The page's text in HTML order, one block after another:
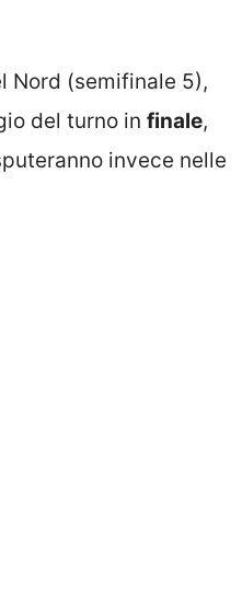
Nord (semifinale 5),
del turno in finale,
invece nelle